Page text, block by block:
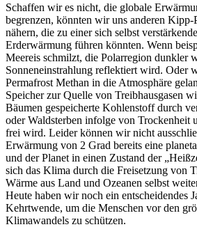
Schaffen wir es nicht, die globale
begrenzen, könnten wir uns anderen
nähern, die zu einer sich selbst
Erderwärmung führen könnten. Wenn
Meereis schmilzt, die Polarregion dunkler
Sonneneinstrahlung reflektiert wird. Oder
Permafrost Methan in die Atmosphäre
Speicher zur Quelle von Treibhausgasen
Bäumen gespeicherte Kohlenstoff durch
oder Waldsterben infolge von Trockenheit
frei wird. Leider können wir nicht
Erwärmung von 2 Grad bereits eine
und der Planet in einen Zustand der
sich das Klima durch die Freisetzung von
Wärme aus Land und Ozeanen selbst
Heute haben wir noch ein entscheidendes
Kehrtwende, um die Menschen vor den
Klimawandels zu schützen.